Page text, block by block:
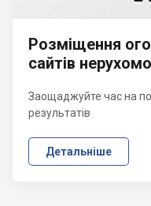
Розміщення
сайтів
Заощаджуйте час на
результатів
Детальніше